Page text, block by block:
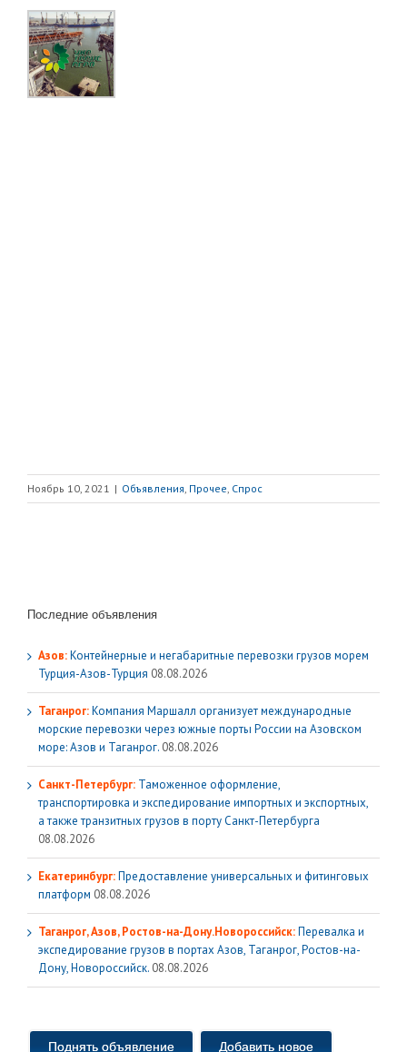
Ноябрь 10, 2021 | Объявления Прочее Спрос
Последние объявления
Азов:Контейнерные и негабаритные перевозки грузов морем
Турция-Азов-Турция 08.08.2026
Таганрог:Компания Маршалл организует международные
морские перевозки через южные порты России на Азовском
море: Азов и Таганрог. 08.08.2026
Санкт-Петербург: Таможенное оформление,
транспортировка и экспедирование импортных и экспортных,
а также транзитных грузов в порту Санкт-Петербурга
08.08.2026
Екатеринбург:Предоставление универсальных и фитинговых
платформ 08.08.2026
Таганрог, Азов, Ростов-на-Дону.Новороссийск:Перевалка и
экспедирование грузов в портах Азов, Таганрог, Ростов-на-
Дону, Новороссийск. 08.08.2026
Поднять объявление Добавить новое